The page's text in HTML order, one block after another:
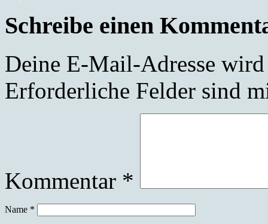
Schreibe einen
Deine E-Mail-Adresse
Erforderliche Felder sind
Kommentar *
Name *